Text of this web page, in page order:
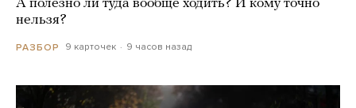
А полезно ли туда вообще ходить? И кому точно
нельзя?
РАЗБОР 9 карточек 9 часов назад